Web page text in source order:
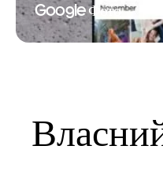
Google Фото